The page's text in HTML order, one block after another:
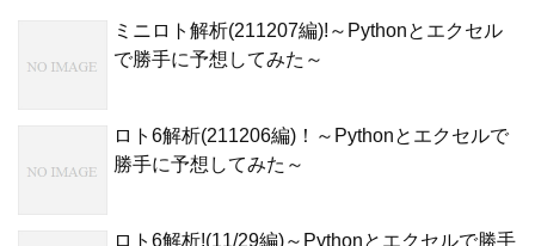
ミニロト解析(211207編)!～Pythonとエクセル
で勝手に予想してみた～
ロト6解析(211206編)！～Pythonとエクセルで
勝手に予想してみた～
ロト6解析!(11/29編)～Pythonとエクセルで勝手